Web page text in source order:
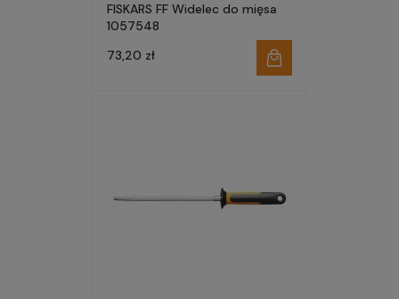
FISKARS FF Widelec do mięsa
1057548
73,20 zł